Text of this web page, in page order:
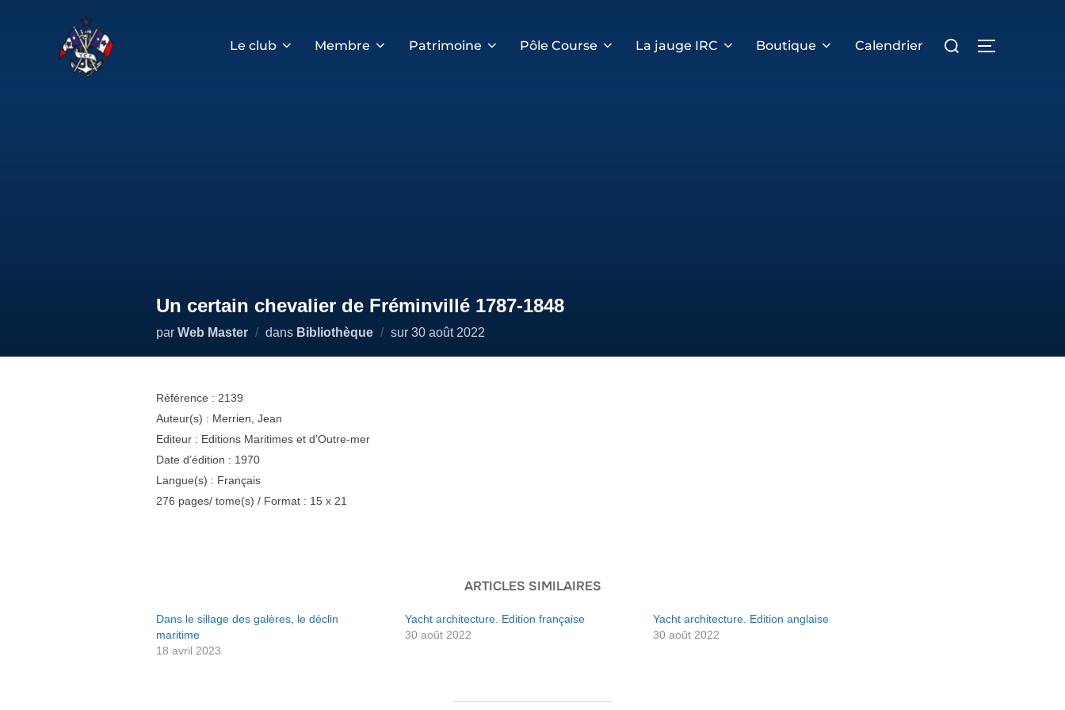
Le club Membre Patrimoine Pôle Course La jauge IRC Boutique Calendrier
PERMUTER
Un certain chevalier de Fréminvillé 1787-1848
par Web Master dans Bibliothèque sur Publié
30 août 2022
Référence : 2139
Auteur(s) : Merrien, Jean
Editeur : Editions Maritimes et d’Outre-mer
Date d’édition : 1970
Langue(s) : Français
276 pages/ tome(s) / Format : 15 x 21
ARTICLES SIMILAIRES
Dans le sillage des galères, le déclin
maritime
18 avril 2023
Yacht architecture. Edition française
30 août 2022
Yacht architecture. Edition anglaise
30 août 2022